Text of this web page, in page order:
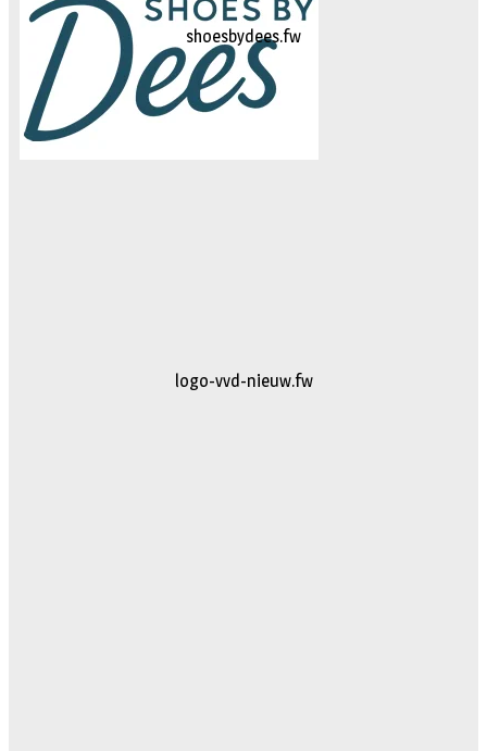
shoesbydees.fw
logo-studiebegeleidinghelvoirt
logo-vvd-nieuw.fw